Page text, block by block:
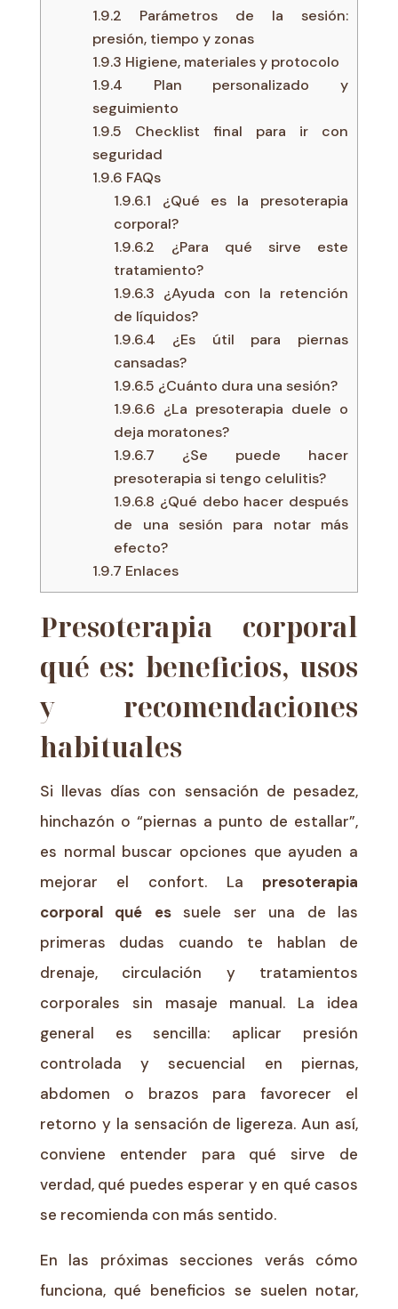
1.9.2 Parámetros de la sesión:
presión, tiempo y zonas
1.9.3 Higiene, materiales y protocolo
1.9.4 Plan personalizado y
seguimiento
1.9.5 Checklist final para ir con
seguridad
1.9.6 FAQs
1.9.6.1 ¿Qué es la presoterapia
corporal?
1.9.6.2 ¿Para qué sirve este
tratamiento?
1.9.6.3 ¿Ayuda con la retención
de líquidos?
1.9.6.4 ¿Es útil para piernas
cansadas?
1.9.6.5 ¿Cuánto dura una sesión?
1.9.6.6 ¿La presoterapia duele o
deja moratones?
1.9.6.7 ¿Se puede hacer
presoterapia si tengo celulitis?
1.9.6.8 ¿Qué debo hacer después
de una sesión para notar más
efecto?
1.9.7 Enlaces
Presoterapia corporal
qué es: beneficios, usos
y recomendaciones
habituales
Si llevas días con sensación de pesadez,
hinchazón o “piernas a punto de estallar”,
es normal buscar opciones que ayuden a
mejorar el confort. La presoterapia
corporal qué essuele ser una de las
primeras dudas cuando te hablan de
drenaje, circulación y tratamientos
corporales sin masaje manual. La idea
general es sencilla: aplicar presión
controlada y secuencial en piernas,
abdomen o brazos para favorecer el
retorno y la sensación de ligereza. Aun así,
conviene entender para qué sirve de
verdad, qué puedes esperar y en qué casos
se recomienda con más sentido.
En las próximas secciones verás cómo
funciona, qué beneficios se suelen notar,